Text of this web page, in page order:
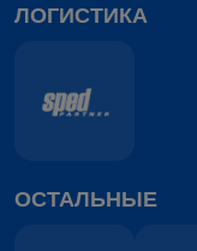
ЛОГИСТИКА
ОСТАЛЬНЫЕ